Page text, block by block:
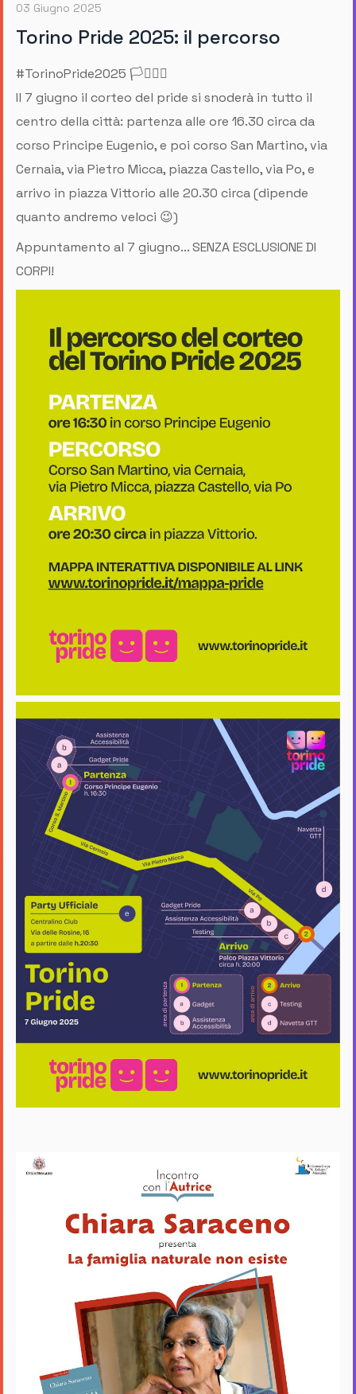
03 Giugno 2025
Torino Pride 2025: il percorso
#TorinoPride2025 🏳️‍⚧️🏳️‍🌈
Il 7 giugno il corteo del pride si snoderà in tutto il
centro della città: partenza alle ore 16.30 circa da
corso Principe Eugenio, e poi corso San Martino, via
Cernaia, via Pietro Micca, piazza Castello, via Po, e
arrivo in piazza Vittorio alle 20.30 circa (dipende
quanto andremo veloci 😉)
Appuntamento al 7 giugno... SENZA ESCLUSIONE DI
CORPI!